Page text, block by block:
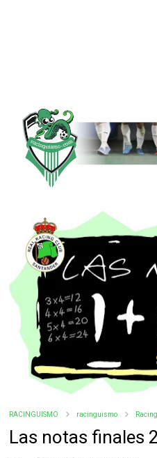
RACINGUISMO racinguismo
Las notas finales